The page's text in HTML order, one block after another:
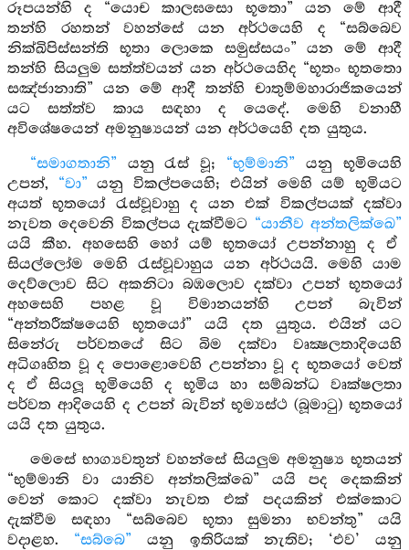
රූපයන්හි ද “යොච කාලඝසො භූතො” යන මේ ආදී
තන්හි රහතන් වහන්සේ යන අර්ථයෙහි ද “සබ්බෙව
නික්ඛිපිස්සන්ති භූතා ලොකෙ සමුස්සයං” යන මේ ආදී
තන්හි සියලුම සත්ත්වයන් යන අර්ථයෙහිද “භූතං භූතතො
සඤ්ජානාති” යන මේ ආදී තන්හි චාතුම්මහාරාජිකයෙන්
යට සත්ත්ව කාය සඳහා ද යෙදේ. මෙහි වනාහී
අවිශේෂයෙන් අමනුෂ්‍යයන් යන අර්ථයෙහි දත යුතුය.
“සමාගතානි” යනු රැස් වූ; “භුම්මානි” යනු භූමියෙහි
උපන්, “වා” යනු විකල්පයෙහි; එයින් මෙහි යම් භූමියට
අයත් භූතයෝ රැස්වූවාහු ද යන එක් විකල්පයක් දක්වා
නැවත දෙවෙනි විකල්පය දැක්වීමට “යානීව අන්තලික්ඛෙ”
යයි කීහ. අහසෙහි හෝ යම් භූතයෝ උපන්නාහු ද ඒ
සියල්ලෝම මෙහි රැස්වූවාහුය යන අර්ථයයි. මෙහි යාම
දෙව්ලොව සිට අකනිටා බඹලොව දක්වා උපන් භූතයෝ
අහසෙහි පහළ වූ විමානයන්හි උපන් බැවින්
“අන්තරීක්ෂයෙහි භූතයෝ” යයි දත යුතුය. එයින් යට
සිනේරු පර්වතයේ සිට බිම දක්වා වෘක්‍ෂලතාදියෙහි
අධිගෘහිත වූ ද පොළොවෙහි උපන්නා වූ ද භූතයෝ වෙත්
ද ඒ සියලූ භූමියෙහි ද භූමිය හා සම්බන්ධ වෘක්ෂලතා
පර්වත ආදියෙහි ද උපන් බැවින් භූම්‍යස්ථ (බූමාටු) භූතයෝ
යයි දත යුතුය.
මෙසේ භාග්‍යවතුන් වහන්සේ සියලුම අමනුෂ්‍ය භූතයන්
“භුම්මානි වා යානිව අන්තලික්ඛෙ” යයි පද දෙකකින්
වෙන් කොට දක්වා නැවත එක් පදයකින් එක්කොට
දැක්වීම සඳහා “සබ්බෙව භූතා සුමනා භවන්තු” යයි
වදාළහ. “සබ්බෙ” යනු ඉතිරියක් නැතිව; ‘එව’ යනු